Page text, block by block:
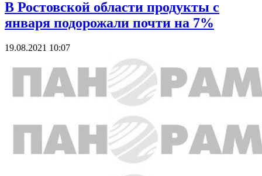
В Ростовской области продукты с
января подорожали почти на 7%
19.08.2021 10:07